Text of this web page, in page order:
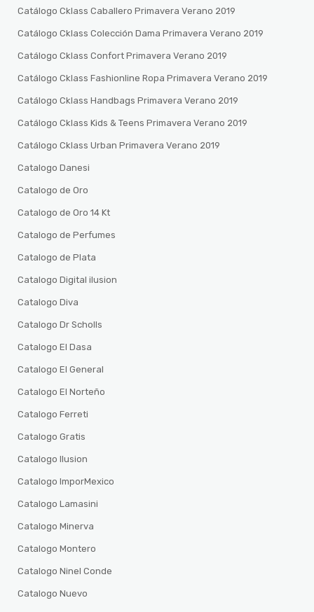
Catálogo Cklass Caballero Primavera Verano 2019
Catálogo Cklass Colección Dama Primavera Verano 2019
Catálogo Cklass Confort Primavera Verano 2019
Catálogo Cklass Fashionline Ropa Primavera Verano 2019
Catálogo Cklass Handbags Primavera Verano 2019
Catálogo Cklass Kids & Teens Primavera Verano 2019
Catálogo Cklass Urban Primavera Verano 2019
Catalogo Danesi
Catalogo de Oro
Catalogo de Oro 14 Kt
Catalogo de Perfumes
Catalogo de Plata
Catalogo Digital ilusion
Catalogo Diva
Catalogo Dr Scholls
Catalogo El Dasa
Catalogo El General
Catalogo El Norteño
Catalogo Ferreti
Catalogo Gratis
Catalogo Ilusion
Catalogo ImporMexico
Catalogo Lamasini
Catalogo Minerva
Catalogo Montero
Catalogo Ninel Conde
Catalogo Nuevo